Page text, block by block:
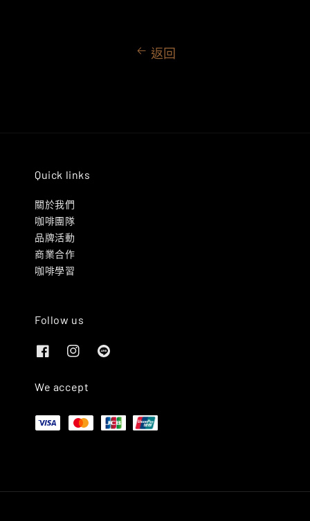
返回
Quick links
關於我們
咖啡團隊
品牌活動
商業合作
咖啡學習
Follow us
We accept